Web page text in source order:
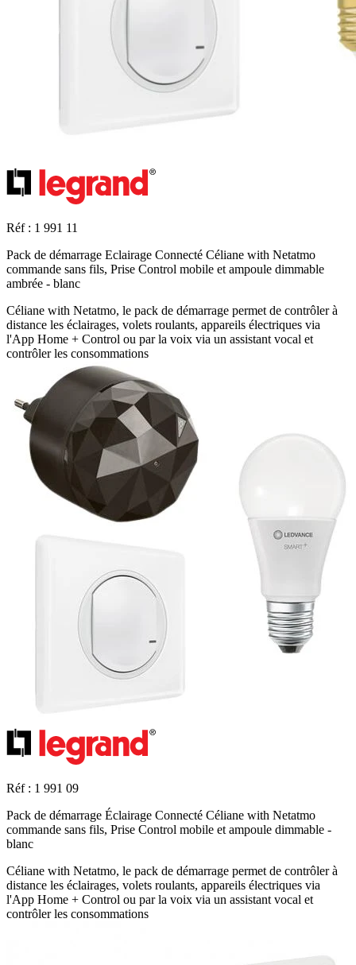
Réf : 1 991 11
Pack de démarrage Eclairage Connecté Céliane with Netatmo
commande sans fils, Prise Control mobile et ampoule dimmable
ambrée - blanc
Céliane with Netatmo, le pack de démarrage permet de contrôler à
distance les éclairages, volets roulants, appareils électriques via
l'App Home + Control ou par la voix via un assistant vocal et
contrôler les consommations
Réf : 1 991 09
Pack de démarrage Éclairage Connecté Céliane with Netatmo
commande sans fils, Prise Control mobile et ampoule dimmable -
blanc
Céliane with Netatmo, le pack de démarrage permet de contrôler à
distance les éclairages, volets roulants, appareils électriques via
l'App Home + Control ou par la voix via un assistant vocal et
contrôler les consommations